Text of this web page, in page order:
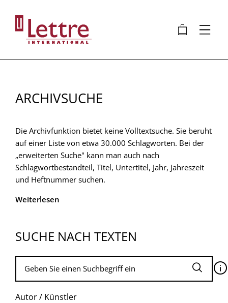
Inhalt
🛍 ⋮
ARCHIVSUCHE
Die Archivfunktion bietet keine Volltextsuche. Sie beruht
auf einer Liste von etwa 30.000 Schlagworten. Bei der
„erweiterten Suche" kann man auch nach
Schlagwortbestandteil, Titel, Untertitel, Jahr, Jahreszeit
und Heftnummer suchen.
Weiterlesen
SUCHE NACH TEXTEN
🛈
Autor / Künstler